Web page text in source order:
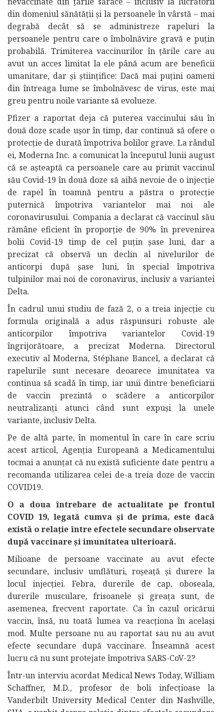
din domeniul sănătății și la persoanele în vârstă – mai
degrabă decât să se administreze rapeluri la
persoanele pentru care o îmbolnăvire gravă e puțin
probabilă. Trimiterea vaccinurilor în țările care au
avut un acces limitat la ele până acum are beneficii
umanitare, dar și științifice: Dacă mai puțini oameni
din întreaga lume se îmbolnăvesc de virus, este mai
greu pentru noile variante să evolueze.
Pfizer a raportat deja că puterea vaccinului său în
două doze scade ușor în timp, dar continuă să ofere o
protecție de durată împotriva bolilor grave. La rândul
ei, Moderna Inc. a comunicat la începutul lunii august
că se așteaptă ca persoanele care au primit vaccinul
său Covid-19 în două doze să aibă nevoie de o injecție
de rapel în toamnă pentru a păstra o protecție
puternică împotriva variantelor mai noi ale
coronavirusului. Compania a declarat că vaccinul său
rămâne eficient în proporție de 90% în prevenirea
bolii Covid-19 timp de cel puțin șase luni, dar a
precizat că observă un declin al nivelurilor de
anticorpi după șase luni, în special împotriva
tulpinilor mai noi de coronavirus, inclusiv a variantei
Delta.
În cadrul unui studiu de fază 2, o a treia injecție cu
formula originală a adus răspunsuri robuste ale
anticorpilor împotriva variantelor Covid-19
îngrijorătoare, a precizat Moderna. Directorul
executiv al Moderna, Stéphane Bancel, a declarat că
rapelurile sunt necesare deoarece imunitatea va
continua să scadă în timp, iar unii dintre beneficiarii
de vaccin prezintă o scădere a anticorpilor
neutralizanți atunci când sunt expuși la unele
variante, inclusiv Delta.
Pe de altă parte, în momentul în care în care scriu
acest articol, Agenția Europeană a Medicamentului
tocmai a anunțat că nu există suficiente date pentru a
recomanda utilizarea celei de-a treia doze de vaccin
COVID19.
O a doua întrebare de actualitate pe frontul
COVID 19, legată cumva și de prima, este dacă
există o relație între efectele secundare observate
după vaccinare și imunitatea ulterioară.
Milioane de persoane vaccinate au avut efecte
secundare, inclusiv umflături, roșeață și durere la
locul injecției. Febra, durerile de cap, oboseala,
durerile musculare, frisoanele și greața sunt, de
asemenea, frecvent raportate. Ca în cazul oricărui
vaccin, însă, nu toată lumea va reacționa în același
mod. Multe persoane nu au raportat sau nu au avut
efecte secundare după vaccinare. Înseamnă acest
lucru că nu sunt protejate împotriva SARS-CoV-2?
Într-un interviu acordat Medical News Today, William
Schaffner, M.D., profesor de boli infecțioase la
Vanderbilt University Medical Center din Nashville,